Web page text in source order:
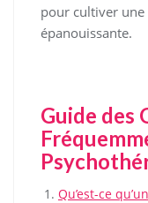
pour cultiver
épanouissante.
Guide des
Qu’est-ce